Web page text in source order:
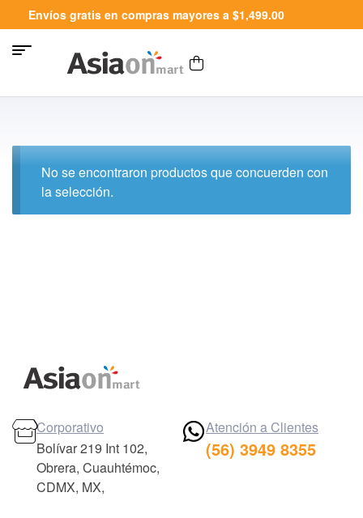
Envíos gratis en compras mayores a $1,499.00
No se encontraron productos que concuerden con
la selección.
Corporativo
Bolívar 219 Int 102,
Obrera, Cuauhtémoc,
CDMX, MX,
Atención a Clientes
(56) 3949 8355